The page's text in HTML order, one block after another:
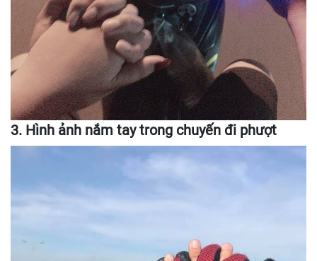
3. Hình ảnh nắm tay trong chuyến đi phượt